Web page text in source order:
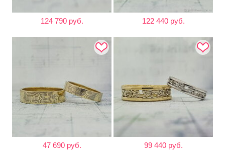
124 790 руб. 122 440 руб.
47 690 руб. 99 440 руб.